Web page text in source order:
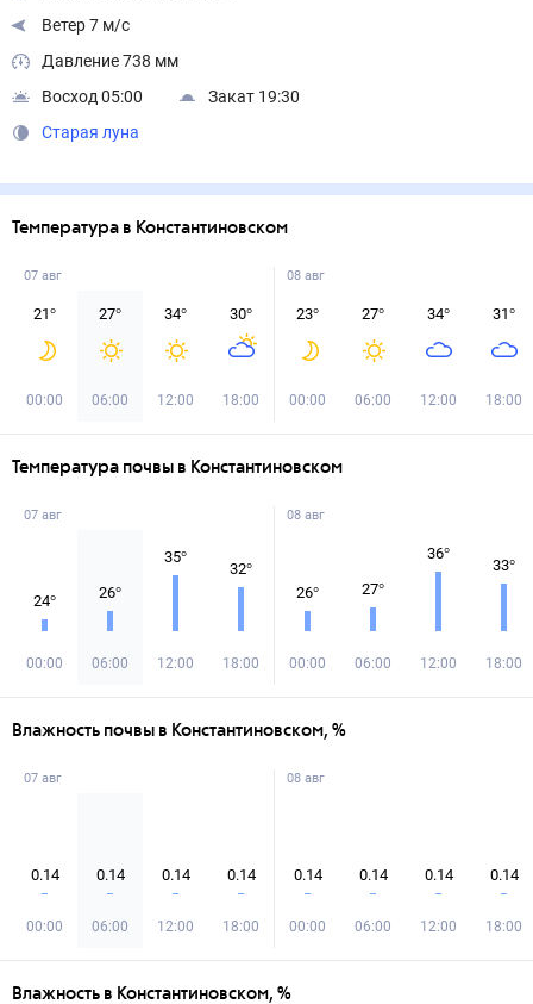
Ветер 7 м/с
Давление 738 мм
Восход 05:00
Закат 19:30
Старая луна
Температура в Константиновском
07 авг
21°
00:00
27°
06:00
34°
12:00
30°
18:00
08 авг
23°
00:00
27°
06:00
34°
12:00
31°
18:00
Температура почвы в Константиновском
07 авг
24°
00:00
26°
06:00
35°
12:00
32°
18:00
08 авг
26°
00:00
27°
06:00
36°
12:00
33°
18:00
Влажность почвы в Константиновском, %
07 авг
0.14
00:00
0.14
06:00
0.14
12:00
0.14
18:00
08 авг
0.14
00:00
0.14
06:00
0.14
12:00
0.14
18:00
Влажность в Константиновском, %